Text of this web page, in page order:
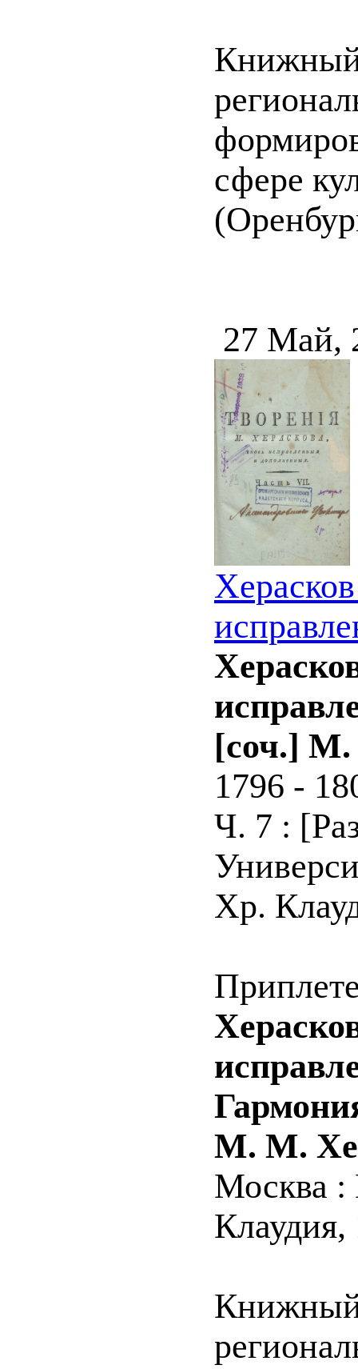
Книжный
сфере
27 Май,
[соч.] М.
1796 -
Ч. 7 :
Хр.
М. М.
Москва :
Книжный